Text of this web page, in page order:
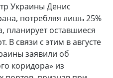
Украины Денис
потребляя лишь 25%
планирует оставшиеся
В связи с этим в августе
заявили об
коридора» из